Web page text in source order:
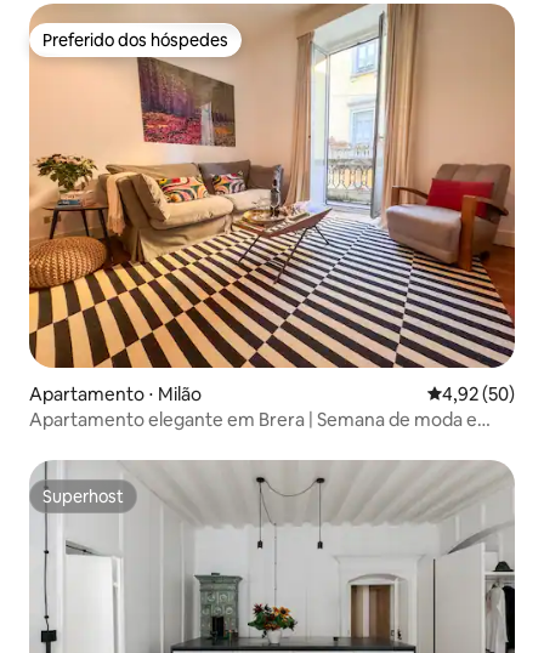
Preferido dos hóspedes
Preferido dos hóspedes
Apartamento ⋅ Milão 4,92 de uma
4,92 (50)
Apartamento elegante em Brera | Semana de moda e
Superhost
Superhost